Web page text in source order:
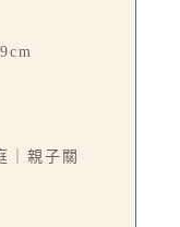
｜親子關